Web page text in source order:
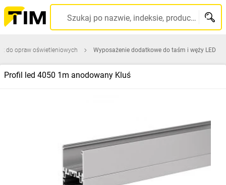
Szukaj po nazwie, indeksie, producencie, kodzie kreskowym...
do opraw oświetleniowych Wyposażenie dodatkowe do taśm i węży LED
Profil led 4050 1m anodowany Kluś